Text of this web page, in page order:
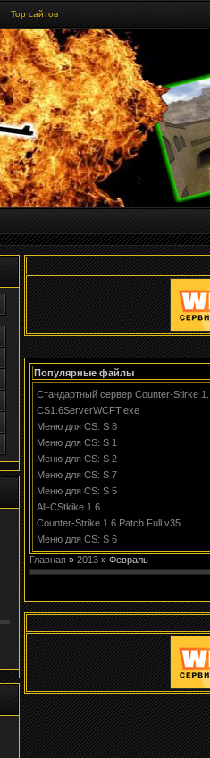
Тор сайтов
Популярные файлы
Стандартный сервер Counter-Stirke 1...
CS1.6ServerWCFT.exe
Меню для CS: S 8
Меню для CS: S 1
Меню для CS: S 2
Меню для CS: S 7
Меню для CS: S 5
All-CStkike 1.6
Counter-Strike 1.6 Patch Full v35
Меню для CS: S 6
Главная » 2013 » Февраль